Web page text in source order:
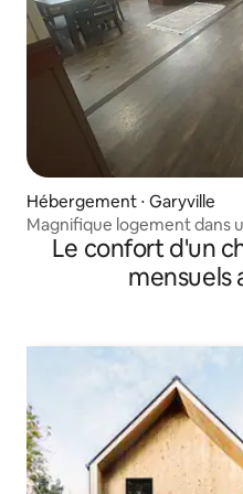
Hébergement ⋅ Garyville
Magnifique logement dans
Le confort d'un
mensuels